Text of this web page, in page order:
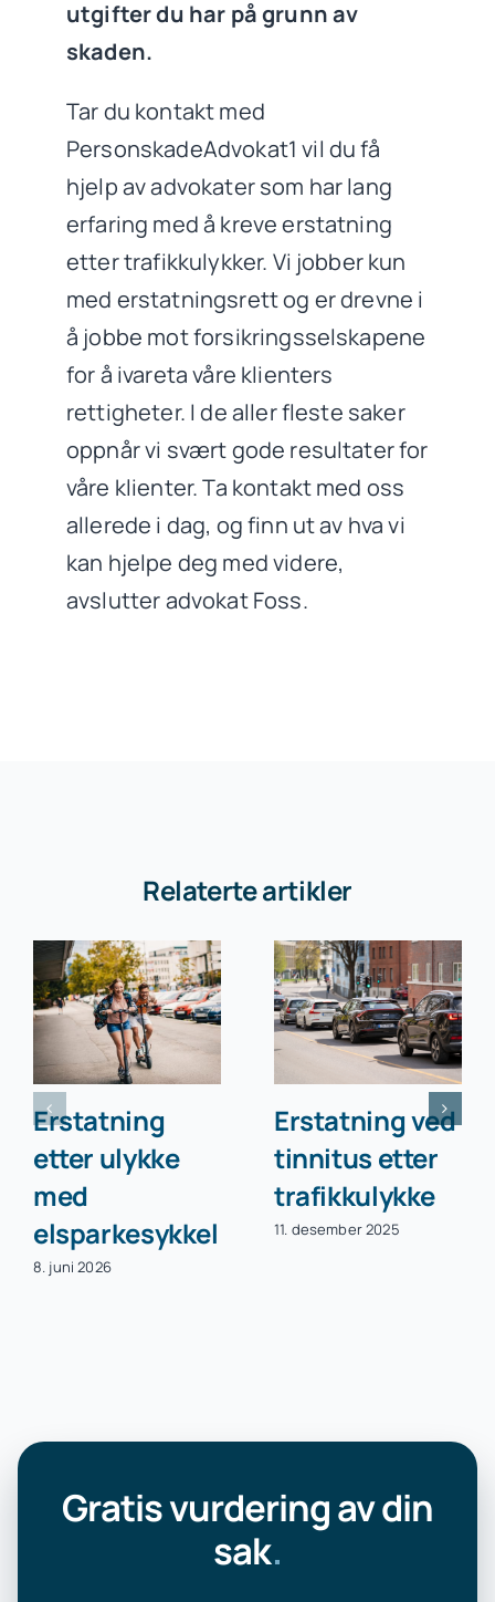
utgifter du har på grunn av
skaden.
Tar du kontakt med
PersonskadeAdvokat1 vil du få
hjelp av advokater som har lang
erfaring med å kreve erstatning
etter trafikkulykker. Vi jobber kun
med erstatningsrett og er drevne i
å jobbe mot forsikringsselskapene
for å ivareta våre klienters
rettigheter. I de aller fleste saker
oppnår vi svært gode resultater for
våre klienter. Ta kontakt med oss
allerede i dag, og finn ut av hva vi
kan hjelpe deg med videre,
avslutter advokat Foss.
Relaterte artikler
Erstatning
etter ulykke
med
elsparkesykkel
8. juni 2026
Erstatning ved
tinnitus etter
trafikkulykke
11. desember 2025
Gratis vurdering av din
sak.